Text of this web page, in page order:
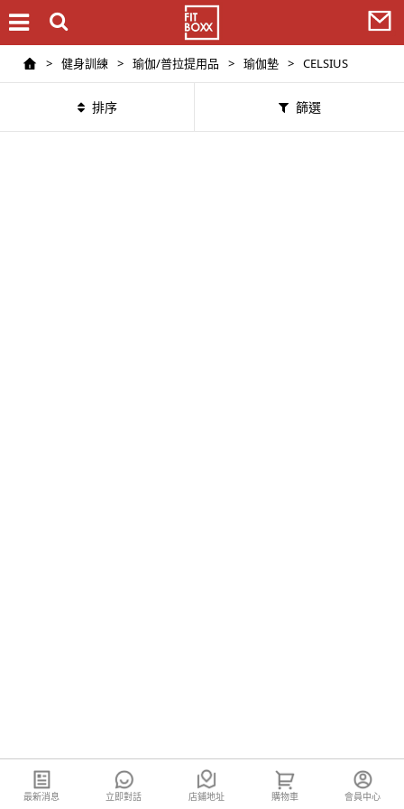
> 健身訓練 > 瑜伽/普拉提用品 > 瑜伽墊 > CELSIUS
排序 篩選
最新消息 立即對話 店鋪地址 購物車 會員中心